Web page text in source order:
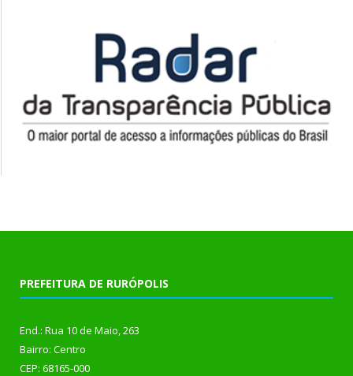
PREFEITURA DE RURÓPOLIS
End.: Rua 10 de Maio, 263
Bairro: Centro
CEP: 68165-000